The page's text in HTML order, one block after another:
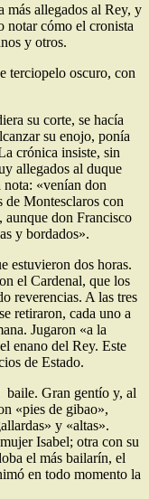
más allegados al Rey, y
notar cómo el cronista
y otros.
terciopelo oscuro, con
su corte, se hacía
su enojo, ponía
crónica insiste, sin
allegados al duque
«ve­nían don
Montesclaros con
aunque don Francisco
y bordados».
estuvieron dos horas.
el Cardenal, que los
reverencias. A las tres
retiraron, cada uno a
Jugaron «a la
enano del Rey. Este
de Estado.
baile. Gran gentío y, al
«pies de gibao»,
y «altas».
Isabel; otra con su
el más bailarín, el
en todo momento la